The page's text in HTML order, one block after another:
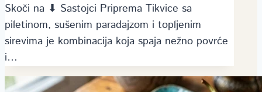
Skoči na ⬇ Sastojci Priprema Tikvice sa
piletinom, sušenim paradajzom i topljenim
sirevima je kombinacija koja spaja nežno povrće
i…